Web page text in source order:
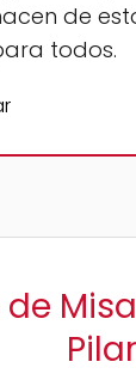
de
todos.
Pilar